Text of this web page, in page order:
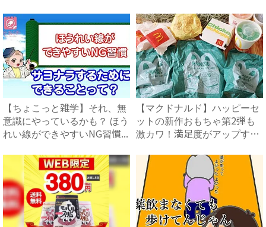
【ちょこっと雑学】それ、無
意識にやっているかも？ ほう
れい線ができやすいNG習慣...
【マクドナルド】ハッピーセ
ットの新作おもちゃ第2弾も
激カワ！満足度がアップする